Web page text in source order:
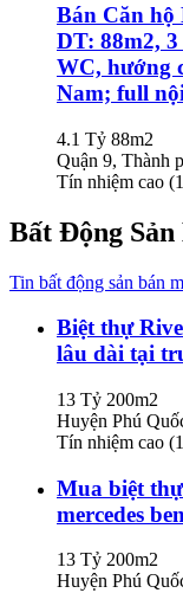
Bán Căn
DT: 88m2,
WC, hướng
Nam; full
4.1 Tỷ 88m2
Quận 9, Thành
Tín nhiệm cao
Bất Động Sản
Tin bất động sản bán
Biệt thự
lâu dài tại
13 Tỷ 200m2
Huyện Phú
Tín nhiệm cao
Mua biệt
mercedes
13 Tỷ 200m2
Huyện Phú